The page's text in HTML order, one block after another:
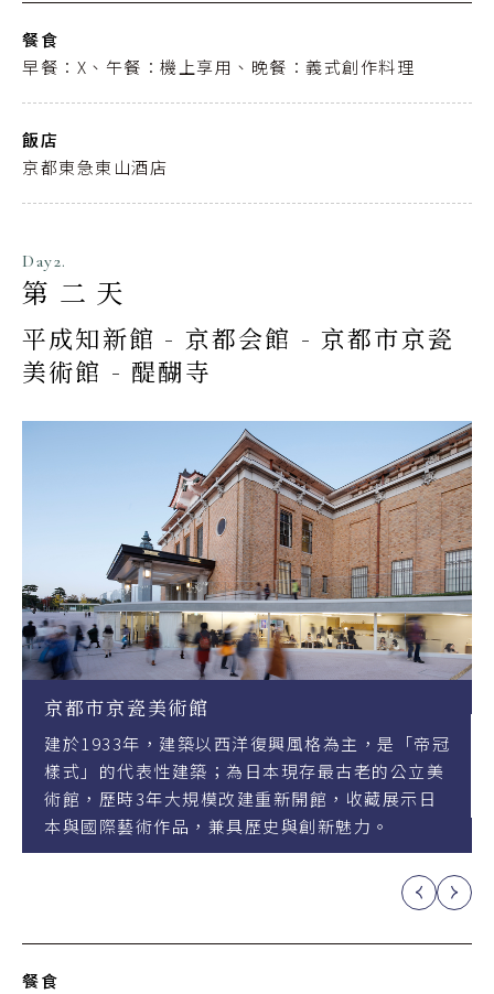
餐食
早餐：X、午餐：機上享用、晚餐：義式創作料理
飯店
京都東急東山酒店
Day2.
第二天
平成知新館 - 京都会館 - 京都市京瓷
美術館 - 醍醐寺
美術館
，建築以西洋復興風格為主，是「帝冠
表性建築；為日本現存最古老的公立美
3年大規模改建重新開館，收藏展示日
術作品，兼具歷史與創新魅力。
寺院佔地面積
京都最大的寺
醍醐」與山腳
十多座殿堂和
餐食